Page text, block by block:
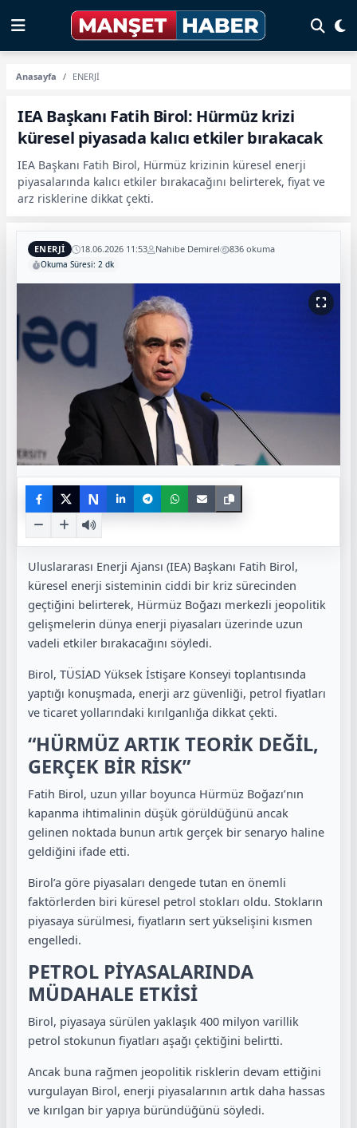
Anasayfa ENERJİ
IEA Başkanı Fatih Birol: Hürmüz krizi
küresel piyasada kalıcı etkiler bırakacak
IEA Başkanı Fatih Birol, Hürmüz krizinin küresel enerji
piyasalarında kalıcı etkiler bırakacağını belirterek, fiyat ve
arz risklerine dikkat çekti.
ENERJİ 18.06.2026 11:53 Nahibe Demirel 836 okuma
Okuma Süresi: 2 dk
N
Uluslararası Enerji Ajansı (IEA) Başkanı Fatih Birol,
küresel enerji sisteminin ciddi bir kriz sürecinden
geçtiğini belirterek, Hürmüz Boğazı merkezli jeopolitik
gelişmelerin dünya enerji piyasaları üzerinde uzun
vadeli etkiler bırakacağını söyledi.
Birol, TÜSİAD Yüksek İstişare Konseyi toplantısında
yaptığı konuşmada, enerji arz güvenliği, petrol fiyatları
ve ticaret yollarındaki kırılganlığa dikkat çekti.
“HÜRMÜZ ARTIK TEORİK DEĞİL,
GERÇEK BİR RİSK”
Fatih Birol, uzun yıllar boyunca Hürmüz Boğazı’nın
kapanma ihtimalinin düşük görüldüğünü ancak
gelinen noktada bunun artık gerçek bir senaryo haline
geldiğini ifade etti.
Birol’a göre piyasaları dengede tutan en önemli
faktörlerden biri küresel petrol stokları oldu. Stokların
piyasaya sürülmesi, fiyatların sert yükselişini kısmen
engelledi.
PETROL PİYASALARINDA
MÜDAHALE ETKİSİ
Birol, piyasaya sürülen yaklaşık 400 milyon varillik
petrol stokunun fiyatları aşağı çektiğini belirtti.
Ancak buna rağmen jeopolitik risklerin devam ettiğini
vurgulayan Birol, enerji piyasalarının artık daha hassas
ve kırılgan bir yapıya büründüğünü söyledi.